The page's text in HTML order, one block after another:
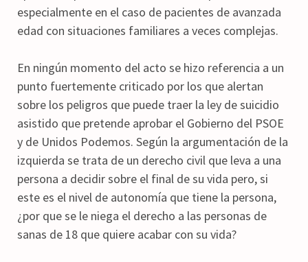
especialmente en el caso de pacientes de avanzada
edad con situaciones familiares a veces complejas.
En ningún momento del acto se hizo referencia a un
punto fuertemente criticado por los que alertan
sobre los peligros que puede traer la ley de suicidio
asistido que pretende aprobar el Gobierno del PSOE
y de Unidos Podemos. Según la argumentación de la
izquierda se trata de un derecho civil que leva a una
persona a decidir sobre el final de su vida pero, si
este es el nivel de autonomía que tiene la persona,
¿por que se le niega el derecho a las personas de
sanas de 18 que quiere acabar con su vida?